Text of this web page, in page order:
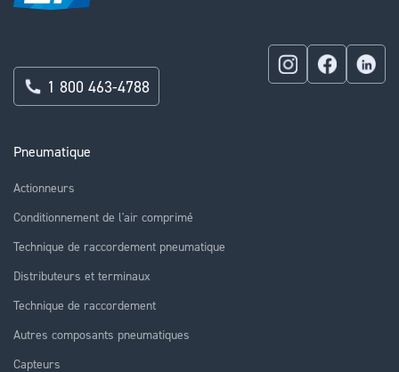
Pneumatique
Actionneurs
Conditionnement de l'air comprimé
Technique de raccordement pneumatique
Distributeurs et terminaux
Technique de raccordement
Autres composants pneumatiques
Capteurs
1 800 463-4788